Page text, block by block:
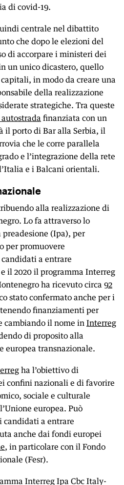
di covid-19.
centrale nel dibattito
che dopo le elezioni del
di accorpare i ministeri dei
un unico dicastero, quello
in modo da creare una
della realizzazione
strategiche. Tra queste
finanziata con un
il porto di Bar alla Serbia, il
che le corre parallela
e l’integrazione della rete
e i Balcani orientali.
alla realizzazione di
Lo fa attraverso lo
preadesione (Ipa), per
per promuovere
a entrare
il 2020 il programma Interreg
ha ricevuto circa 92
stato confermato anche per i
finanziamenti per
cambiando il nome in Interreg
di proposito alla
europea transnazionale.
ha l’obiettivo di
confini nazionali e di favorire
sociale e culturale
europea. Può
candidati a entrare
anche dai fondi europei
, in particolare con il Fondo
(Fesr).
Interreg Ipa Cbc Italy-